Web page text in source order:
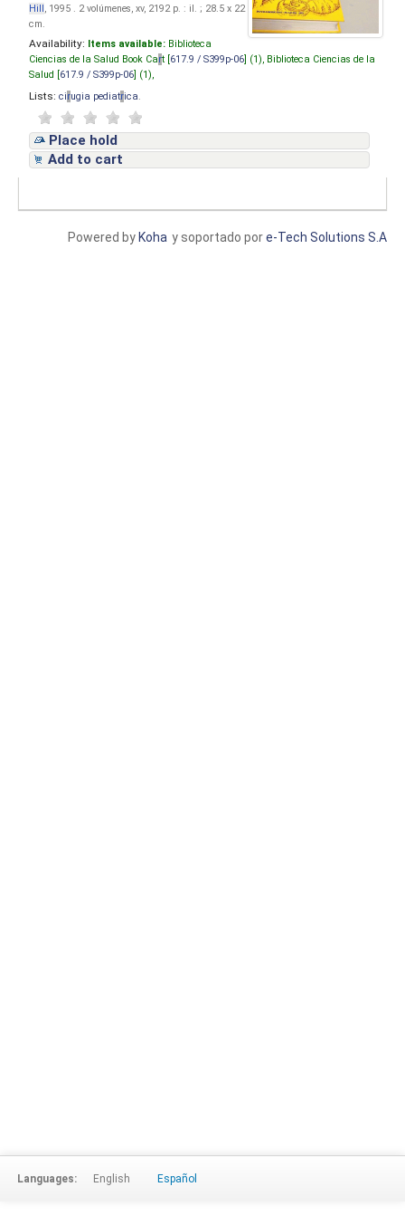
Hill, 1995 . 2 volúmenes, xv, 2192 p. : il. ; 28.5 x 22
cm.
Availability: Items available: Biblioteca
Ciencias de la Salud Book Cart [ 617.9 / S399p-06 ] (1), Biblioteca Ciencias de la
Salud [ 617.9 / S399p-06 ] (1),
Lists: cirugia pediatrica
Place hold
Add to cart
y soportado pore-Tech Solutions S.A
Powered by Koha
Languages: English Español